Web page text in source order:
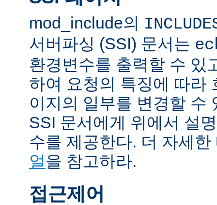
mod_include의
서버파싱 (SSI) 문서는
환경변수를 출력할 수 있
하여 요청의 특징에 따라
이지의 일부를 변경할 수
SSI 문서에게 위에서 설
수를 제공한다. 더 자세
얼을 참고하라.
접근제어